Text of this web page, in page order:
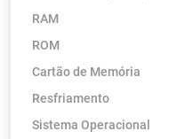
RAM
ROM
Cartão de Memória
Resfriamento
Sistema Operacional